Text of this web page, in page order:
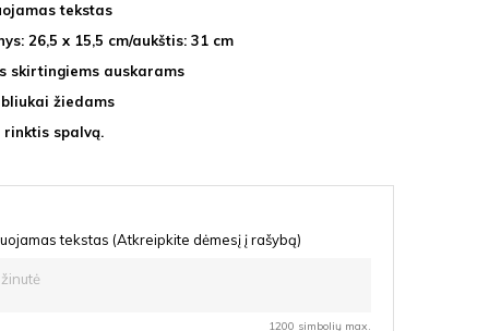
tekstas
26,5 x 15,5 cm/aukštis: 31 cm
skirtingiems auskarams
žiedams
rinktis spalvą.
tekstas (Atkreipkite dėmesį į rašybą)
1200 simbolių max.